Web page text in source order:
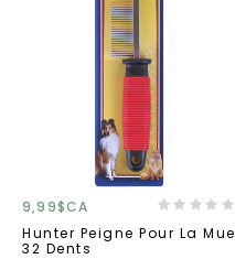
9,99$CA
Hunter Peigne Pour La Mue
32 Dents